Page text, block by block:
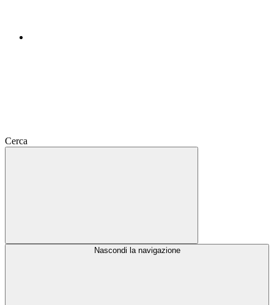
Cerca
Nascondi la navigazione